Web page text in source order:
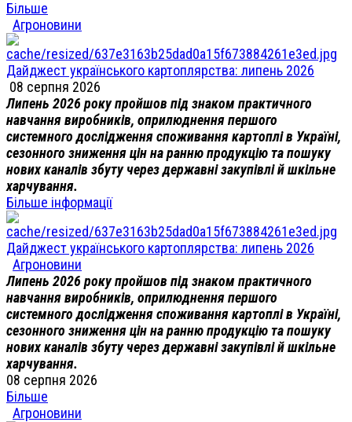
Більше
Агроновини
Дайджест українського картоплярства: липень 2026
08 серпня 2026
Липень 2026 року пройшов під знаком практичного
навчання виробників, оприлюднення першого
системного дослідження споживання картоплі в Україні,
сезонного зниження цін на ранню продукцію та пошуку
нових каналів збуту через державні закупівлі й шкільне
харчування.
Більше інформації
Дайджест українського картоплярства: липень 2026
Агроновини
Липень 2026 року пройшов під знаком практичного
навчання виробників, оприлюднення першого
системного дослідження споживання картоплі в Україні,
сезонного зниження цін на ранню продукцію та пошуку
нових каналів збуту через державні закупівлі й шкільне
харчування.
08 серпня 2026
Більше
Агроновини